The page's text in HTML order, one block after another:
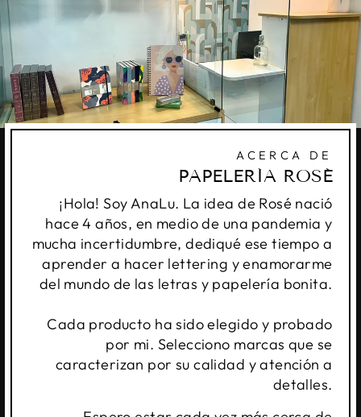
ACERCA DE
PAPELERÍA ROSÉ
¡Hola! Soy AnaLu. La idea de Rosé nació
hace 4 años, en medio de una pandemia y
mucha incertidumbre, dediqué ese tiempo a
aprender a hacer lettering y enamorarme
del mundo de las letras y papelería bonita.
Cada producto ha sido elegido y probado
por mi. Selecciono marcas que se
caracterizan por su calidad y atención a
detalles.